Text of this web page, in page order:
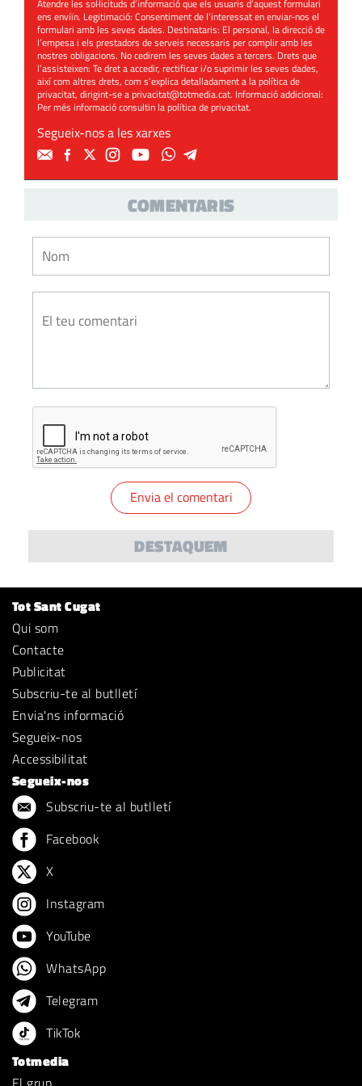
Atendre les sol·licituds d’informació que els usuaris d’aquest formulari
ens enviïn. Legitimació: Consentiment de l’interessat en enviar-nos el
formulari amb les seves dades. Destinataris: El personal, la direcció de
l’empesa i els prestadors de serveis necessaris per complir amb les
nostres obligacions. No cedirem les seves dades a tercers. Drets que
l’assisteixen: Te dret a accedir, rectificar i/o suprimir les seves dades,
així com altres drets, com s’explica detalladament a la política de
privacitat, dirigint-se aprivacitat@totmedia.cat. Informació addicional:
Per més informació consultin lapolítica de privacitat.
Segueix-nos a les xarxes
COMENTARIS
DESTAQUEM
Tot Sant Cugat
Qui som
Contacte
Publicitat
Subscriu-te al butlletí
Envia'ns informació
Segueix-nos
Accessibilitat
Segueix-nos
Subscriu-te al butlletí
Facebook
X
Instagram
YouTube
WhatsApp
Telegram
TikTok
Totmedia